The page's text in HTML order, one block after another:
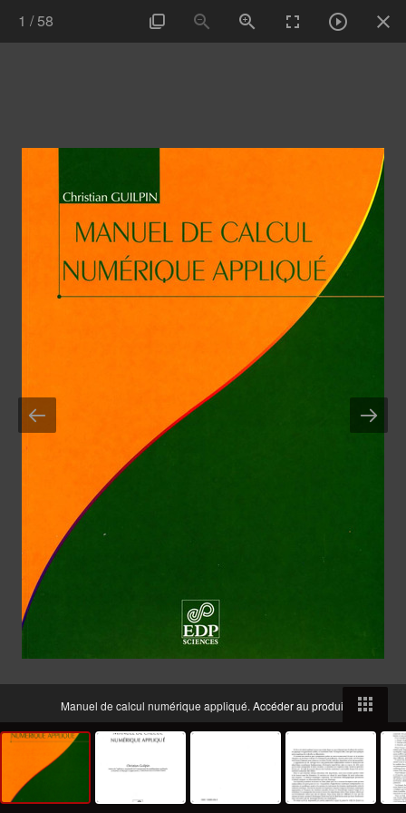
1 /58
Manuel de calcul numérique appliqué. Accéder au produit